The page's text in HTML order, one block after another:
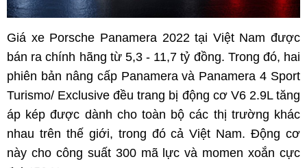
Giá xe Porsche Panamera 2022 tại Việt Nam được
bán ra chính hãng từ 5,3 - 11,7 tỷ đồng. Trong đó, hai
phiên bản nâng cấp Panamera và Panamera 4 Sport
Turismo/ Exclusive đều trang bị động cơ V6 2.9L tăng
áp kép được dành cho toàn bộ các thị trường khác
nhau trên thế giới, trong đó cả Việt Nam. Động cơ
này cho công suất 300 mã lực và momen xoắn cực